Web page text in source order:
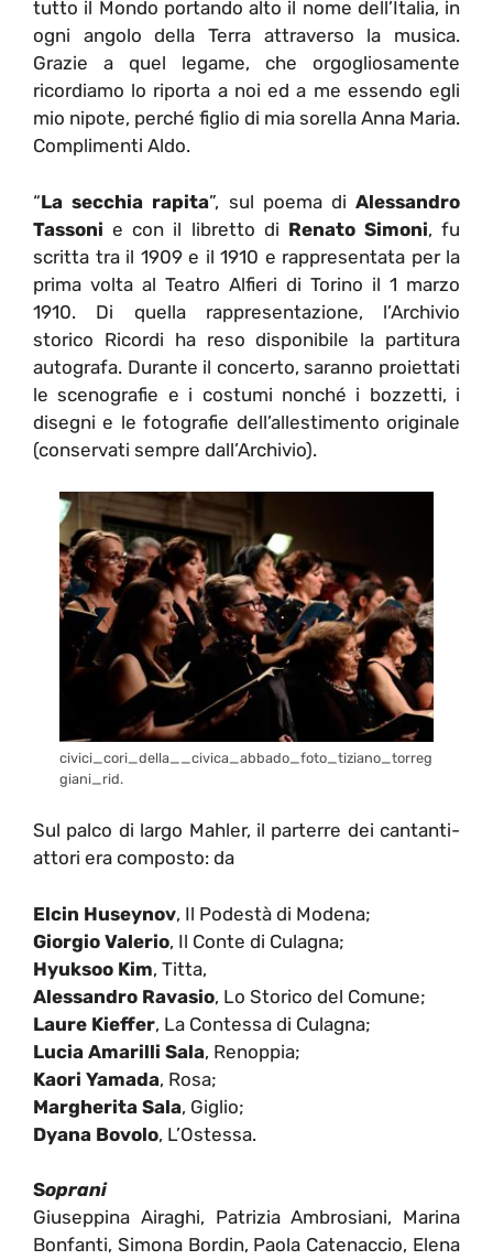
tutto il Mondo portando alto il nome dell’Italia, in
ogni angolo della Terra attraverso la musica.
Grazie a quel legame, che orgogliosamente
ricordiamo lo riporta a noi ed a me essendo egli
mio nipote, perché figlio di mia sorella Anna Maria.
Complimenti Aldo.
“La secchia rapita”, sul poema diAlessandro
Tassoni e con il libretto di Renato Simoni, fu
scritta tra il 1909 e il 1910 e rappresentata per la
prima volta al Teatro Alfieri di Torino il 1 marzo
1910. Di quella rappresentazione, l’Archivio
storico Ricordi ha reso disponibile la partitura
autografa. Durante il concerto, saranno proiettati
le scenografie e i costumi nonché i bozzetti, i
disegni e le fotografie dell’allestimento originale
(conservati sempre dall’Archivio).
civici_cori_della__civica_abbado_foto_tiziano_torreg
giani_rid.
Sul palco di largo Mahler, il parterre dei cantanti-
attori era composto: da
Elcin Huseynov, Il Podestà di Modena;
Giorgio Valerio, Il Conte di Culagna;
Hyuksoo Kim, Titta,
Alessandro Ravasio, Lo Storico del Comune;
Laure Kieffer, La Contessa di Culagna;
Lucia Amarilli Sala, Renoppia;
Kaori Yamada, Rosa;
Margherita Sala, Giglio;
Dyana Bovolo, L’Ostessa.
Soprani
Giuseppina Airaghi, Patrizia Ambrosiani, Marina
Bonfanti, Simona Bordin, Paola Catenaccio, Elena